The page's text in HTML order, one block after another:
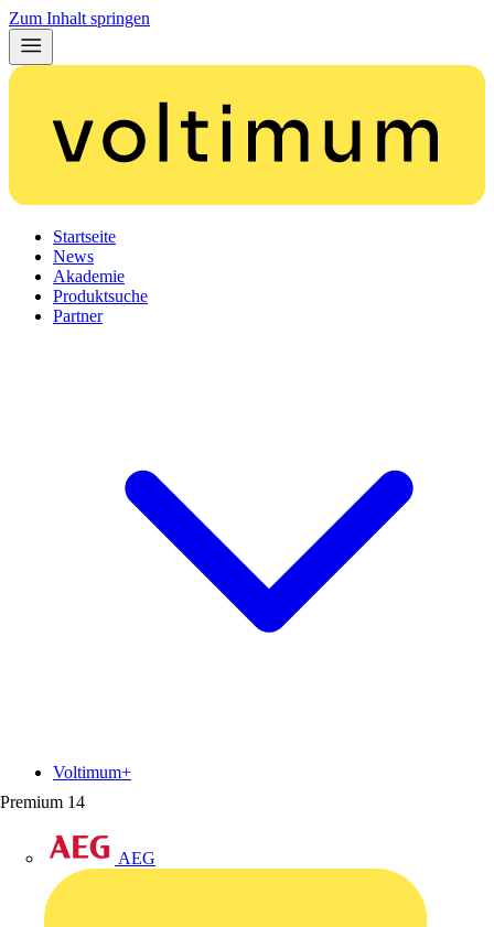
Zum Inhalt springen
Startseite
News
Akademie
Produktsuche
Partner
Premium 14
AEG
Voltimum+